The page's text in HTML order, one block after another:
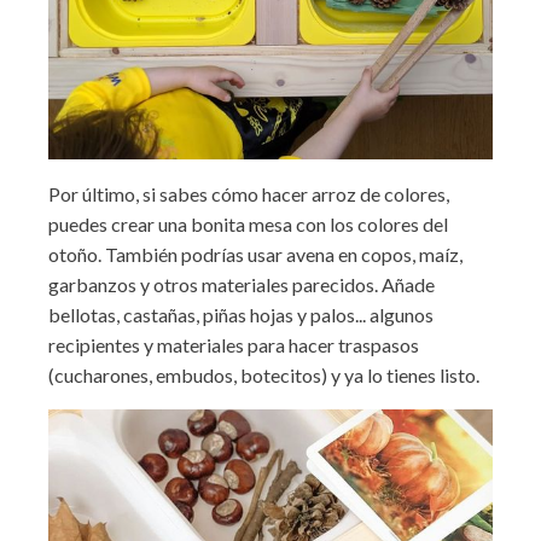
Por último, si sabes cómo hacer arroz de colores,
puedes crear una bonita mesa con los colores del
otoño. También podrías usar avena en copos, maíz,
garbanzos y otros materiales parecidos. Añade
bellotas, castañas, piñas hojas y palos... algunos
recipientes y materiales para hacer traspasos
(cucharones, embudos, botecitos) y ya lo tienes listo.